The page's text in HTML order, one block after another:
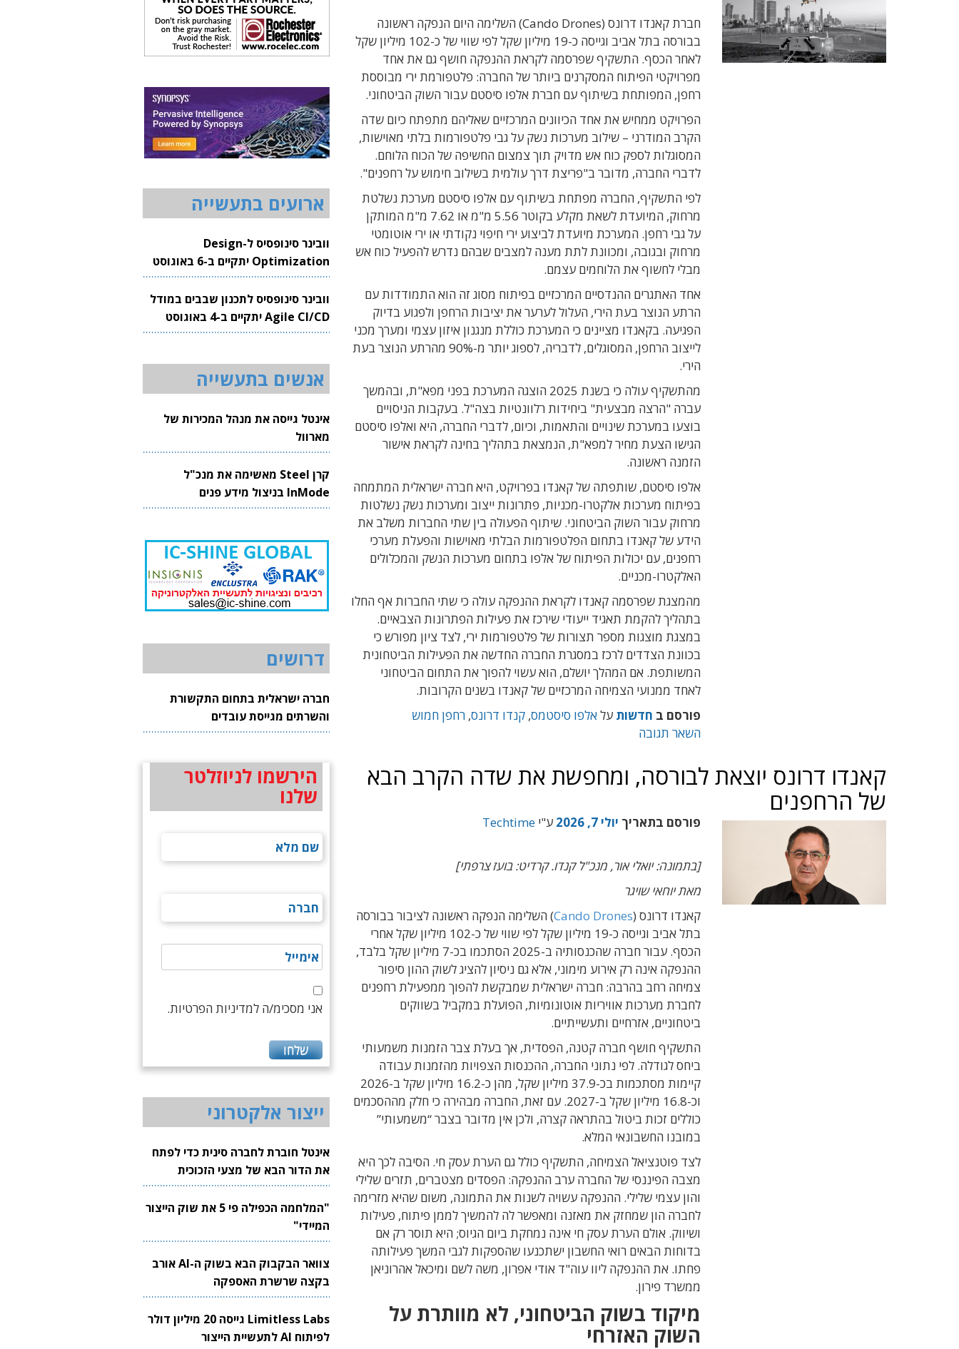
חברת קאנדו דרונס (Cando Drones) השלימה היום הנפקה ראשונה
בבורסה בתל אביב וגייסה כ-19 מיליון שקל לפי שווי של כ-102 מיליון שקל
לאחר הכסף. התשקיף שפרסמה לקראת ההנפקה חושף גם את אחד
מפרויקטי הפיתוח המסקרנים ביותר של החברה: פלטפורמת ירי מבוססת
רחפן, המפותחת בשיתוף עם חברת אלפו סיסטם עבור השוק הביטחוני.
הפרויקט ממחיש את אחד הכיוונים המרכזיים שאליהם מתפתח כיום שדה
הקרב המודרני – שילוב מערכות נשק על גבי פלטפורמות בלתי מאוישות,
המסוגלות לספק כוח אש מדויק תוך צמצום החשיפה של הכוח הלוחם.
לדברי החברה, מדובר ב"פריצת דרך עולמית בשילוב חימוש על רחפנים".
לפי התשקיף, החברה מפתחת בשיתוף עם אלפו סיסטם מערכת נשלטת
מרחוק, המיועדת לשאת מקלע בקוטר 5.56 מ"מ או 7.62 מ"מ המותקן
על גבי רחפן. המערכת מיועדת לביצוע ירי חיפוי נקודתי או ירי אוטומטי
מרחוק ובגובה, ומכוונת לתת מענה למצבים שבהם נדרש להפעיל כוח אש
מבלי לחשוף את הלוחמים עצמם.
אחד האתגרים ההנדסיים המרכזיים בפיתוח מסוג זה הוא התמודדות עם
הרתע הנוצר בעת הירי, העלול לערער את יציבות הרחפן ולפגוע בדיוק
הפגיעה. בקאנדו מציינים כי המערכת כוללת מנגנון איזון עצמי ומערך מכני
לייצוב הרחפן, המסוגלים, לדבריה, לספוג יותר מ-90% מהרתע הנוצר בעת
הירי.
מהתשקיף עולה כי בשנת 2025 הוצגה המערכת בפני מפא"ת, ובהמשך
עברה "הרצה מבצעית" ביחידות רלוונטיות בצה"ל. בעקבות הניסויים
בוצעו במערכת שינויים והתאמות, וכיום, לדברי החברה, היא ואלפו סיסטם
הגישו הצעת מחיר למפא"ת, הנמצאת בתהליך בחינה לקראת אישור
הזמנה ראשונה.
אלפו סיסטם, שותפתה של קאנדו בפרויקט, היא חברה ישראלית המתמחה
בפיתוח מערכות אלקטרו-מכניות, פתרונות ייצוב ומערכות נשק נשלטות
מרחוק עבור השוק הביטחוני. שיתוף הפעולה בין שתי החברות משלב את
הידע של קאנדו בתחום הפלטפורמות הבלתי מאוישות והפעלת מערכי
רחפנים, עם יכולות הפיתוח של אלפו בתחום מערכות הנשק והמכלולים
האלקטרו-מכניים.
מהמצגת שפרסמה קאנדו לקראת ההנפקה עולה כי שתי החברות אף החלו
בתהליך להקמת תאגיד ייעודי שירכז את פעילות הפתרונות הצבאיים.
במצגת מוצגות מספר תצורות של פלטפורמות ירי, לצד ציון מפורש כי
בכוונת הצדדים לרכז במסגרת החברה החדשה את הפעילות הביטחונית
המשותפת. אם המהלך יושלם, הוא עשוי להפוך את התחום הביטחוני
לאחד ממנועי הצמיחה המרכזיים של קאנדו בשנים הקרובות.
פורסם ב חדשות עלאלפו סיסטמס, קנדו דרונס, רחפן חמוש
השאר תגובה
קאנדו דרונס יוצאת לבורסה, ומחפשת את שדה הקרב הבא
של הרחפנים
פורסם בתאריך יולי 7, 2026 ע"י Techtime
[בתמונה: יואלי אור, מנכ"ל קנדו. קרדיט: בועז צרפתי]
מאת יוחאי שויגר
קאנדו דרונס (Cando Drones) השלימה הנפקה ראשונה לציבור בבורסה
בתל אביב וגייסה כ-19 מיליון שקל לפי שווי של כ-102 מיליון שקל אחרי
הכסף. עבור חברה שהכנסותיה ב-2025 הסתכמו בכ-7 מיליון שקל בלבד,
ההנפקה אינה רק אירוע מימוני, אלא גם ניסיון להציג לשוק ההון סיפור
צמיחה רחב בהרבה: חברה ישראלית שמבקשת להפוך ממפעילת רחפנים
לחברת מערכות אוויריות אוטונומיות, הפועלת במקביל בשווקים
ביטחוניים, אזרחיים ותעשייתיים.
התשקיף חושף חברה קטנה, הפסדית, אך בעלת צבר הזמנות משמעותי
ביחס לגודלה. לפי נתוני החברה, ההכנסות הצפויות מהזמנות עבודה
קיימות מסתכמות בכ-37.9 מיליון שקל, מהן כ-16.2 מיליון שקל ב-2026
וכ-16.8 מיליון שקל ב-2027. עם זאת, החברה מבהירה כי חלק מההסכמים
כוללים זכות ביטול בהתראה קצרה, ולכן אין מדובר בצבר “משמעותי”
במובנו החשבונאי המלא.
לצד פוטנציאל הצמיחה, התשקיף כולל גם הערת עסק חי. הסיבה לכך היא
מצבה הפיננסי של החברה ערב ההנפקה: הפסדים מצטברים, תזרים שלילי
והון עצמי שלילי. ההנפקה עשויה לשנות את התמונה, משום שהיא מזרימה
לחברה הון שמחזק את מאזנה ומאפשר לה להמשיך לממן פיתוח, פעילות
ושיווק. אולם הערת עסק חי אינה נמחקת ביום הגיוס; היא תוסר רק אם
בדוחות הבאים רואי החשבון ישתכנעו שהספקות לגבי המשך פעילותה
פחתו. את ההנפקה ליוו עוה"ד אודי אפרון, משה לשם ומיכאל אהרוניאן
ממשרד פירון.
מיקוד בשוק הביטחוני, לא מוותרת על
השוק האזרחי
ארועים בתעשייה
וובינר סינופסיס ל-Design
Optimization יתקיים ב-6 באוגוסט
2026
וובינר סינופסיס לתכנון שבבים במודל
Agile CI/CD יתקיים ב-4 באוגוסט
2026
אנשים בתעשייה
אינטל גייסה את מנהל המכירות של
מארוול
קרן Steel מאשימה את מנכ"ל
InMode בניצול מידע פנים
דרושים
חברה ישראלית בתחום התקשורת
והשרתים מגייסת עובדים
הירשמו לניוזלטר
שלנו
אני מסכימ/ה למדיניות הפרטיות.
ייצור אלקטרוני
אינטל חוברת לחברה סינית כדי לפתח
את הדור הבא של מצעי הזכוכית
לשבבים
"המלחמה הכפילה פי 5 את שוק הייצור
המיידי"
צוואר הבקבוק הבא בשוק ה-AI אורב
בקצה שרשרת האספקה
Limitless Labs גייסה 20 מיליון דולר
לפיתוח AI לתעשיית הייצור